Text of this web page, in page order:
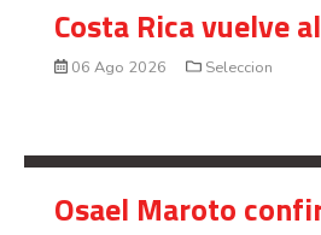
Costa Rica vuelve
06 Ago 2026 Seleccion
Osael Maroto